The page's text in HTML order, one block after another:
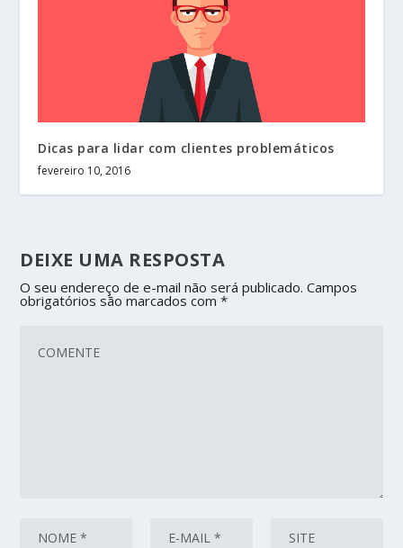
Dicas para lidar com clientes problemáticos
fevereiro 10, 2016
DEIXE UMA RESPOSTA
O seu endereço de e-mail não será publicado. Campos
obrigatórios são marcados com*